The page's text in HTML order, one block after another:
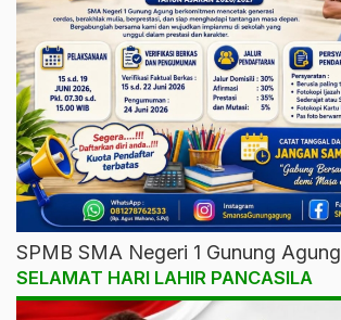
SPMB SMA Negeri 1 Gunung Agung
SELAMAT HARI LAHIR PANCASILA